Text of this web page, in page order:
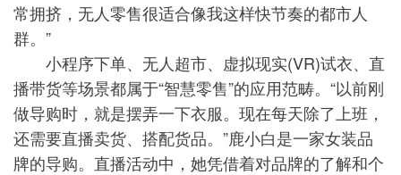
常拥挤，无人零售很适合像我这样快节奏的都市人
群。”
小程序下单、无人超市、虚拟现实(VR)试衣、直
播带货等场景都属于“智慧零售”的应用范畴。“以前刚
做导购时，就是摆弄一下衣服。现在每天除了上班，
还需要直播卖货、搭配货品。”鹿小白是一家女装品
牌的导购。直播活动中，她凭借着对品牌的了解和个